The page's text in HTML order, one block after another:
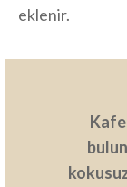
eklenir.